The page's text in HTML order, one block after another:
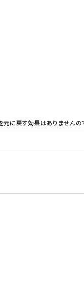
に戻す効果はありませんの